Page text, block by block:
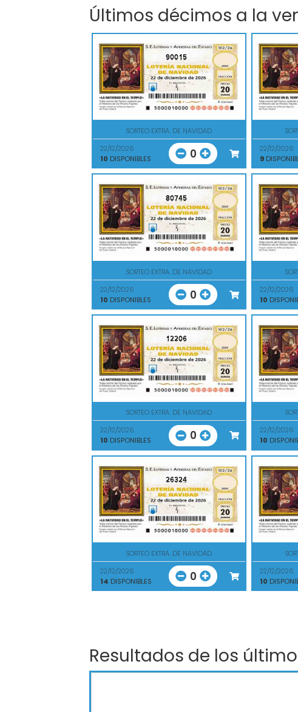
Últimos décimos a la
90015
SORTEO EXTRA. DE NAVIDAD
22/12/2026
10 DISPONIBLES 0
22/12/2026
9
80745
SORTEO EXTRA. DE NAVIDAD
22/12/2026
10 DISPONIBLES 0
22/12/2026
10
12206
SORTEO EXTRA. DE NAVIDAD
22/12/2026
10 DISPONIBLES 0
22/12/2026
10
26324
SORTEO EXTRA. DE NAVIDAD
22/12/2026
14 DISPONIBLES 0
22/12/2026
10
Resultados de los